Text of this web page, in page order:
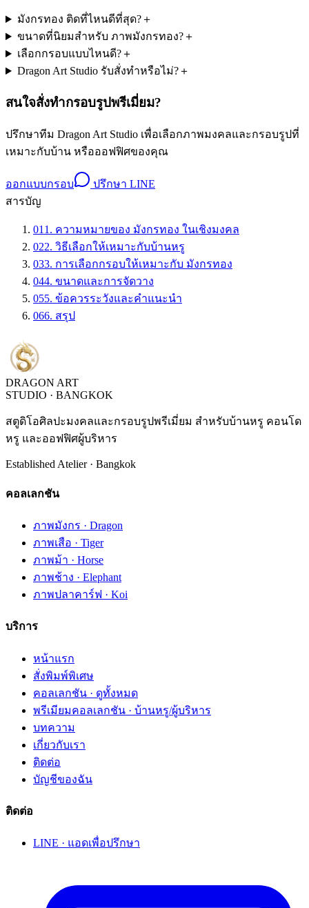
มังกรทอง ติดที่ไหนดีที่สุด?＋
ขนาดที่นิยมสำหรับ ภาพมังกรทอง?＋
เลือกกรอบแบบไหนดี?＋
Dragon Art Studio รับสั่งทำหรือไม่?＋
สนใจสั่งทำกรอบรูปพรีเมี่ยม?
ปรึกษาทีม Dragon Art Studio เพื่อเลือกภาพมงคลและกรอบรูปที่
เหมาะกับบ้าน หรือออฟฟิศของคุณ
ออกแบบกรอบ
ปรึกษา LINE
สารบัญ
01 1. ความหมายของ มังกรทอง ในเชิงมงคล
022. วิธีเลือกให้เหมาะกับบ้านหรู
033. การเลือกกรอบให้เหมาะกับ มังกรทอง
044. ขนาดและการจัดวาง
055. ข้อควรระวังและคำแนะนำ
066. สรุป
DRAGON ART
STUDIO · BANGKOK
สตูดิโอศิลปะมงคลและกรอบรูปพรีเมี่ยม สำหรับบ้านหรู คอนโด
หรู และออฟฟิศผู้บริหาร
Established Atelier · Bangkok
คอลเลกชัน
ภาพมังกร · Dragon
ภาพเสือ · Tiger
ภาพม้า · Horse
ภาพช้าง · Elephant
ภาพปลาคาร์ฟ · Koi
บริการ
หน้าแรก
สั่งพิมพ์พิเศษ
คอลเลกชัน · ดูทั้งหมด
พรีเมียมคอลเลกชัน · บ้านหรู/ผู้บริหาร
บทความ
เกี่ยวกับเรา
ติดต่อ
บัญชีของฉัน
ติดต่อ
LINE · แอดเพื่อปรึกษา